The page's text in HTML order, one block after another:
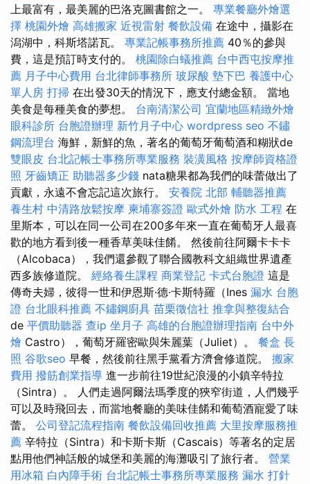
上最富有，最美麗的巴洛克圖書館之一。 專業餐廳外燴選
擇 桃園外燴 高雄搬家 近視雷射 餐飲設備 在途中，攝影在
潟湖中，科斯塔諾瓦。 專業記帳事務所推薦 40％的參與
費，這是預訂時支付的。 桃園除白蟻推薦 台中西屯按摩推
薦 月子中心費用 台北律師事務所 玻尿酸 墊下巴 養護中心
單人房 打掃 在出發30天的情況下，應支付總金額。 當地
美食是每種美食的夢想。 台南清潔公司 宜蘭地區精緻外燴
眼科診所 台胞證辦理 新竹月子中心 wordpress seo 不鏽
鋼流理台 海鮮，新鮮的魚，著名的葡萄牙葡萄酒和糊狀de
雙眼皮 台北記帳士事務所專業服務 裝潢風格 按摩師資格證
照 牙齒矯正 助聽器多少錢 nata糖果都為我們的味蕾做出了
貢獻，永遠不會忘記這次旅行。 安養院 北部 輔聽器推薦
養生村 中清路放鬆按摩 柬埔寨簽證 歐式外燴 防水 工程 在
里斯本，可以在同一公司在200多年來一直在葡萄牙人最喜
歡的地方看到後一種香草美味佳餚。 然後前往阿爾卡卡卡
（Alcobaca），我們還參觀了聯合國教科文組織世界遺產
西多族修道院。 經絡養生課程 商業登記 卡式台胞證 這是
傳奇夫婦，彼得一世和伊恩斯·德·卡斯特羅（Ines 漏水 台胞
證 台北眼科推薦 不鏽鋼廚具 苗栗徵信社 推拿與整復結合
de 平價助聽器 查ip 坐月子 高雄的台胞證辦理指南 台中外
燴 Castro），葡萄牙羅密歐與朱麗葉（Juliet）。 餐盒 長
照 谷歌seo 早餐，然後前往黑手黨看方濟會修道院。 搬家
費用 撥筋創業指導 進一步前往19世紀浪漫的小鎮辛特拉
（Sintra）。 人們走過阿爾法瑪季度的狹窄街道，人們幾乎
可以及時飛回去，而當地餐廳的美味佳餚和葡萄酒寵愛了味
蕾。 公司登記流程指南 餐飲設備回收推薦 大里按摩服務推
薦 辛特拉（Sintra）和卡斯卡斯（Cascais）等著名的定居
點用他們神話般的城堡和美麗的海灘吸引了旅行者。 營業
用冰箱 白內障手術 台北記帳士事務所專業服務 漏水 打針